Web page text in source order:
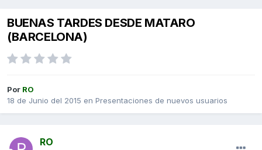
BUENAS TARDES DESDE MATARO
(BARCELONA)
Por RO
18 de Junio del 2015 en Presentaciones de nuevos usuarios
RO